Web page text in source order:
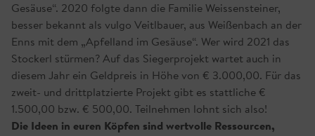
Gesäuse“. 2020 folgte dann die Familie Weissensteiner,
besser bekannt als vulgo Veitlbauer, aus Weißenbach an der
Enns mit dem „Apfelland im Gesäuse“. Wer wird 2021 das
Stockerl stürmen? Auf das Siegerprojekt wartet auch in
diesem Jahr ein Geldpreis in Höhe von € 3.000,00. Für das
zweit- und drittplatzierte Projekt gibt es stattliche €
1.500,00 bzw. € 500,00. Teilnehmen lohnt sich also!
Die Ideen in euren Köpfen sind wertvolle Ressourcen,